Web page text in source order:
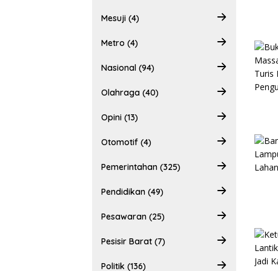
Mesuji (4)
Metro (4)
Nasional (94)
Olahraga (40)
Opini (13)
Otomotif (4)
Pemerintahan (325)
Pendidikan (49)
Pesawaran (25)
Pesisir Barat (7)
Politik (136)